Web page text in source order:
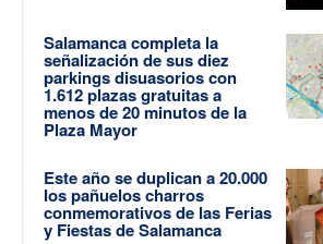
Salamanca completa la
señalización de sus diez
parkings disuasorios con
1.612 plazas gratuitas a
menos de 20 minutos de la
Plaza Mayor
Este año se duplican a 20.000
los pañuelos charros
conmemorativos de las Ferias
y Fiestas de Salamanca